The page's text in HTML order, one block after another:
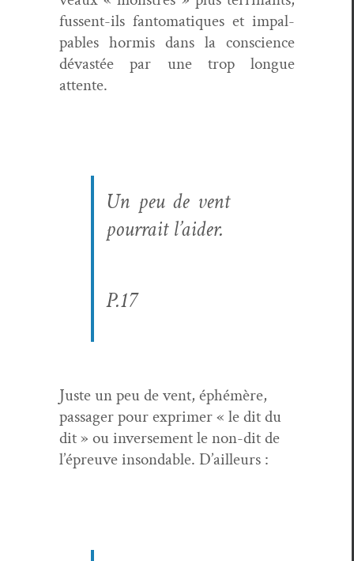
fussent-ils fan­toma­tiques et impal­
pa­bles hormis dans la con­science
dévastée par une trop longue
attente.
Un peu de vent
pour­rait l’aider.
P.17
Juste un peu de vent, éphémère,
pas­sager pour exprimer « le dit du
dit » ou inverse­ment le non-dit de
l’épreuve insond­able. D’ailleurs :